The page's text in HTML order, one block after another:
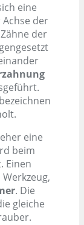
eine
der
der
eine
beim
Einen
. Die
gleiche